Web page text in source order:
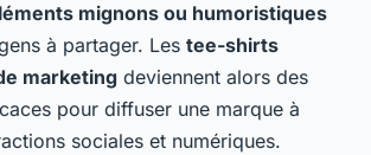
mignons ou humoristiques
à partager. Les tee-shirts
marketing deviennent alors des
pour diffuser une marque à
sociales et numériques.